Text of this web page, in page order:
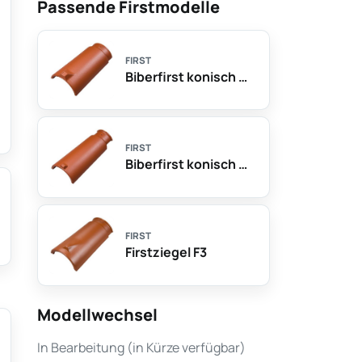
Passende Firstmodelle
FIRST
Biberfirst konisch mit Nase für Trockenfirst
FIRST
Biberfirst konisch mit Nase zum Mörteln
FIRST
Firstziegel F3
Modellwechsel
In Bearbeitung (in Kürze verfügbar)